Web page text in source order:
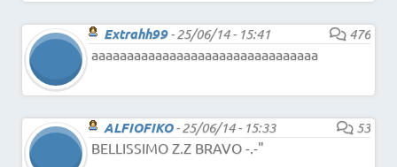
Extrahh99-25/06/14 - 15:41
476
aaaaaaaaaaaaaaaaaaaaaaaaaaaaaaaa
ALFIOFIKO-25/06/14 - 15:33
53
BELLISSIMO Z.Z BRAVO -.-"